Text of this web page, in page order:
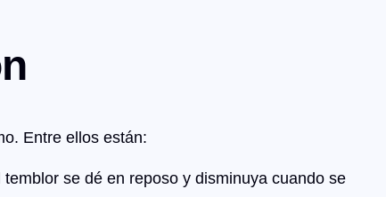
Entre ellos están:
se dé en reposo y disminuya cuando se